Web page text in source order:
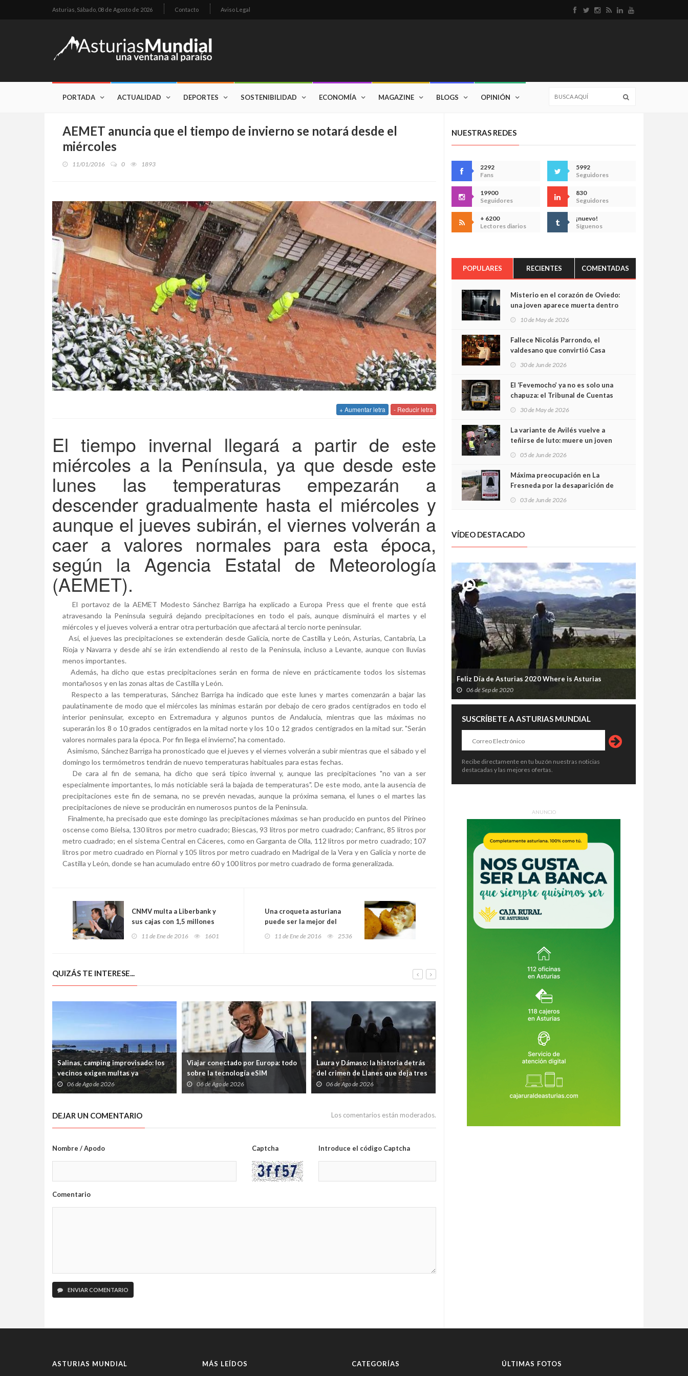
Asturias, Sábado, 08 de Agosto de 2026 Contacto Aviso Legal
PORTADA ACTUALIDAD DEPORTES SOSTENIBILIDAD ECONOMÍA MAGAZINE BLOGS OPINIÓN
AEMET anuncia que el tiempo de invierno se notará desde el
miércoles
11/01/2016 0 1893
+ Aumentar letra - Reducir letra
El tiempo invernal llegará a partir de este
miércoles a la Península, ya que desde este
lunes las temperaturas empezarán a
descender gradualmente hasta el miércoles y
aunque el jueves subirán, el viernes volverán a
caer a valores normales para esta época,
según la Agencia Estatal de Meteorología
(AEMET).
El portavoz de la AEMET Modesto Sánchez Barriga ha explicado a Europa Press que el frente que está
atravesando la Península seguirá dejando precipitaciones en todo el país, aunque disminuirá el martes y el
miércoles y el jueves volverá a entrar otra perturbación que afectará al tercio norte peninsular.
Así, el jueves las precipitaciones se extenderán desde Galicia, norte de Castilla y León, Asturias, Cantabria, La
Rioja y Navarra y desde ahí se irán extendiendo al resto de la Península, incluso a Levante, aunque con lluvias
menos importantes.
Además, ha dicho que estas precipitaciones serán en forma de nieve en prácticamente todos los sistemas
montañosos y en las zonas altas de Castilla y León.
Respecto a las temperaturas, Sánchez Barriga ha indicado que este lunes y martes comenzarán a bajar las
paulatinamente de modo que el miércoles las mínimas estarán por debajo de cero grados centígrados en todo el
interior peninsular, excepto en Extremadura y algunos puntos de Andalucía, mientras que las máximas no
superarán los 8 o 10 grados centígrados en la mitad norte y los 10 o 12 grados centígrados en la mitad sur. "Serán
valores normales para la época. Por fin llega el invierno", ha comentado.
Asimismo, Sánchez Barriga ha pronosticado que el jueves y el viernes volverán a subir mientras que el sábado y el
domingo los termómetros tendrán de nuevo temperaturas habituales para estas fechas.
De cara al fin de semana, ha dicho que será típico invernal y, aunque las precipitaciones "no van a ser
especialmente importantes, lo más noticiable será la bajada de temperaturas". De este modo, ante la ausencia de
precipitaciones este fin de semana, no se prevén nevadas, aunque la próxima semana, el lunes o el martes las
precipitaciones de nieve se producirán en numerosos puntos de la Península.
Finalmente, ha precisado que este domingo las precipitaciones máximas se han producido en puntos del Pirineo
oscense como Bielsa, 130 litros por metro cuadrado; Biescas, 93 litros por metro cuadrado; Canfranc, 85 litros por
metro cuadrado; en el sistema Central en Cáceres, como en Garganta de Olla, 112 litros por metro cuadrado; 107
litros por metro cuadrado en Piornal y 105 litros por metro cuadrado en Madrigal de la Vera y en Galicia y norte de
Castilla y León, donde se han acumulado entre 60 y 100 litros por metro cuadrado de forma generalizada.
CNMV multa a Liberbank y
sus cajas con 1,5 millones
por graves infracciones con
11 de Ene de 2016 1601
Una croqueta asturiana
puede ser la mejor del
mundo
11 de Ene de 2016 2536
QUIZÁS TE INTERESE...
Salinas, camping improvisado: los
vecinos exigen multas ya
06 de Ago de 2026
Viajar conectado por Europa: todo
sobre la tecnología eSIM
06 de Ago de 2026
Laura y Dámaso: la historia detrás
del crimen de Llanes que deja tres
hijos huérfanos
06 de Ago de 2026
El crimen de Llanes destapa una
cadena de alertas: el asesino había
sido condenado, expulsado de la
Guardia Civil y tenía prohibido
DEJAR UN COMENTARIO Los comentarios están moderados.
Nombre / Apodo Captcha Introduce el código Captcha
Comentario
ENVIAR COMENTARIO
NUESTRAS REDES
2292
Fans
5992
Seguidores
19900
Seguidores
830
Seguidores
+ 6200
Lectores diarios
¡nuevo!
Síguenos
POPULARES RECIENTES COMENTADAS
Misterio en el corazón de Oviedo:
una joven aparece muerta dentro
cámaras captan sus últimos
minutos
10 de May de 2026
Fallece Nicolás Parrondo, el
valdesano que convirtió Casa
30 de Jun de 2026
El ‘Fevemocho’ ya no es solo una
chapuza: el Tribunal de Cuentas
sobrecoste de los trenes que no
cabían por los túneles
30 de May de 2026
La variante de Avilés vuelve a
teñirse de luto: muere un joven
05 de Jun de 2026
Máxima preocupación en La
Fresneda por la desaparición de
03 de Jun de 2026
VÍDEO DESTACADO
Feliz Día de Asturias 2020 Where is Asturias
06 de Sep de 2020
SUSCRÍBETE A ASTURIAS MUNDIAL
Recibe directamente en tu buzón nuestras noticias
destacadas y las mejores ofertas.
ANUNCIO
ASTURIAS MUNDIAL MÁS LEÍDOS CATEGORÍAS ÚLTIMAS FOTOS